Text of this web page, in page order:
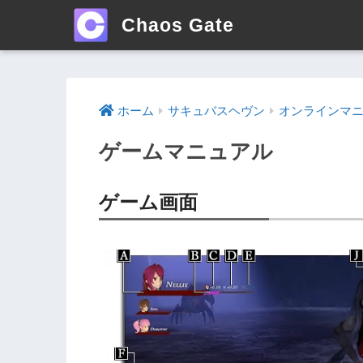
Chaos Gate
ホーム サキュバスヘヴン オンラインマ
ゲームマニュアル
ゲーム画面